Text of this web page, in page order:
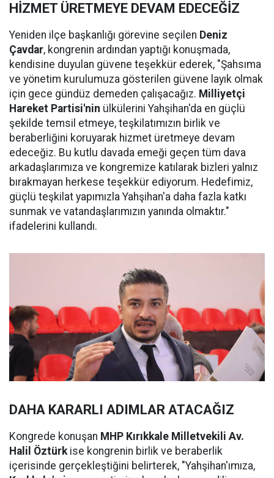
HİZMET ÜRETMEYE DEVAM EDECEĞİZ
Yeniden ilçe başkanlığı görevine seçilen Deniz
Çavdar, kongrenin ardından yaptığı konuşmada,
kendisine duyulan güvene teşekkür ederek, "Şahsıma
ve yönetim kurulumuza gösterilen güvene layık olmak
için gece gündüz demeden çalışacağız. Milliyetçi
Hareket Partisi'nin ülkülerini Yahşihan'da en güçlü
şekilde temsil etmeye, teşkilatımızın birlik ve
beraberliğini koruyarak hizmet üretmeye devam
edeceğiz. Bu kutlu davada emeği geçen tüm dava
arkadaşlarımıza ve kongremize katılarak bizleri yalnız
bırakmayan herkese teşekkür ediyorum. Hedefimiz,
güçlü teşkilat yapımızla Yahşihan'a daha fazla katkı
sunmak ve vatandaşlarımızın yanında olmaktır."
ifadelerini kullandı.
DAHA KARARLI ADIMLAR ATACAĞIZ
Kongrede konuşan MHP Kırıkkale Milletvekili Av.
Halil Öztürkise kongrenin birlik ve beraberlik
içerisinde gerçekleştiğini belirterek, "Yahşihan'ımıza,